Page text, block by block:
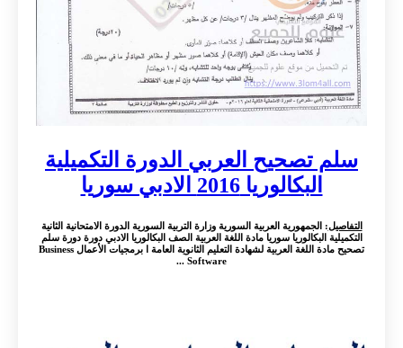
سلم تصحيح العربي الدورة التكميلية
البكالوريا 2016 الادبي سوريا
التفاصيل: الجمهورية العربية السورية وزارة التربية السورية الدورة الامتحانية الثانية
التكميلية البكالوريا سوريا مادة اللغة العربية الصف البكالوريا الادبي دورة دورة سلم
تصحيح مادة اللغة العربية لشهادة التعليم الثانوية العامة ا برمجيات الأعمال Business
Software ...